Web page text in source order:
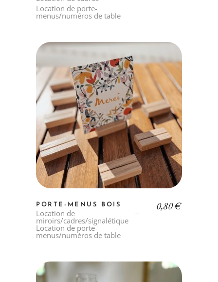
Location de porte-
menus/numéros de table
PORTE-MENUS BOIS
Location de
miroirs/cadres/signalétique
Location de porte-
menus/numéros de table
0,80€